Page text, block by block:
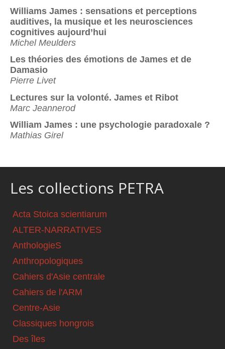
Williams James : sensations et perceptions
auditives, la musique et les neurosciences
cognitives aujourd’hui
Michel Meulders
Les théories des émotions de James et de
Damasio
Pierre Livet
Lectures sur la volonté. James et Ribot
Marc Jeannerod
William James : une psychologie paradoxale ?
Mathias Girel
Les collections PETRA
Acta Stoica scientiarum
ALTER-NARRATIVES
AnthologieS
Anthropologiques
Cahiers d'Asie centrale
Cahiers de l'ARM
Centre-Asie
Classiques hongrois
Des îles